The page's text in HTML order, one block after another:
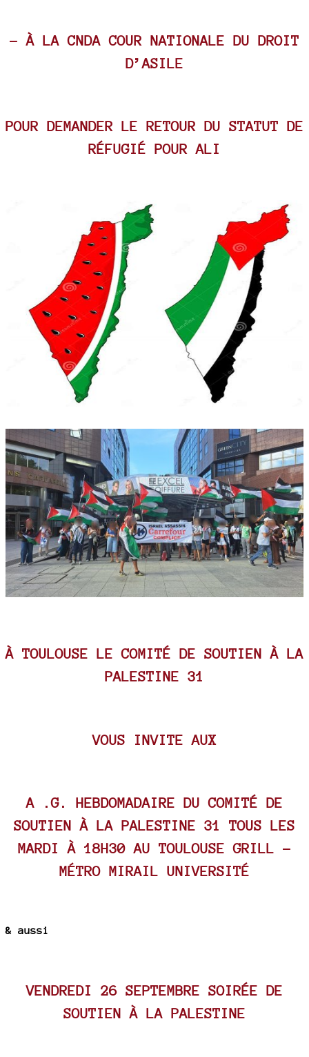
- À LA CNDA COUR NATIONALE DU DROIT
D’ASILE
POUR DEMANDER LE RETOUR DU STATUT DE
RÉFUGIÉ POUR ALI
À TOULOUSE LE COMITÉ DE SOUTIEN À LA
PALESTINE 31
VOUS INVITE AUX
A .G. HEBDOMADAIRE DU COMITÉ DE
SOUTIEN À LA PALESTINE 31 TOUS LES
MARDI À 18H30 AU TOULOUSE GRILL -
MÉTRO MIRAIL UNIVERSITÉ
& aussi
VENDREDI 26 SEPTEMBRE SOIRÉE DE
SOUTIEN À LA PALESTINE